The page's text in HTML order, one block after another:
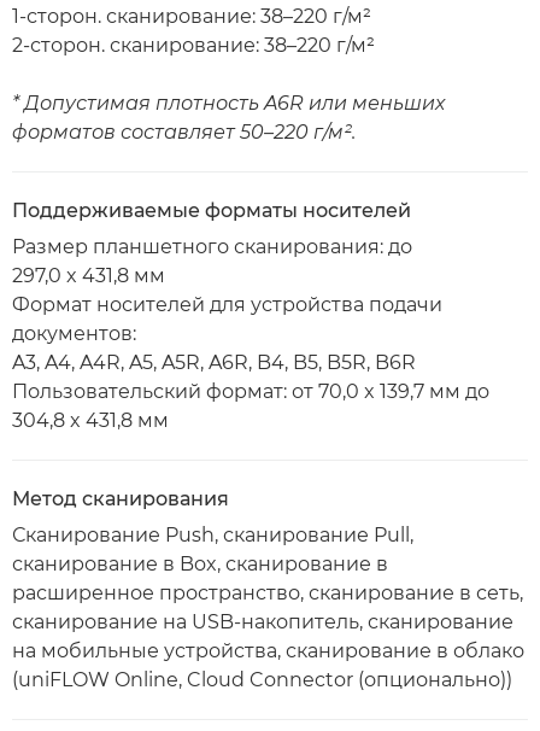
1-сторон. сканирование: 38–220 г/м²
2-сторон. сканирование: 38–220 г/м²
* Допустимая плотность A6R или меньших
форматов составляет 50–220 г/м².
Поддерживаемые форматы носителей
Размер планшетного сканирования: до
297,0 x 431,8 мм
Формат носителей для устройства подачи
документов:
A3, A4, A4R, A5, A5R, A6R, B4, B5, B5R, B6R
Пользовательский формат: от 70,0 x 139,7 мм до
304,8 x 431,8 мм
Метод сканирования
Сканирование Push, сканирование Pull,
сканирование в Box, сканирование в
расширенное пространство, сканирование в сеть,
сканирование на USB-накопитель, сканирование
на мобильные устройства, сканирование в облако
(uniFLOW Online, Cloud Connector (опционально))